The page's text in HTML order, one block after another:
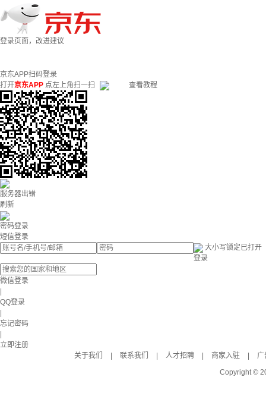
登录页面，改进建议
京东APP扫码登录
打开京东APP 点左上角扫一扫 查看教程
服务器出错
刷新
密码登录
短信登录
大小写锁定已打开
登录
微信登录
QQ登录
忘记密码
立即注册
关于我们
联系我们 人才招聘 商家入驻
Copyright ©